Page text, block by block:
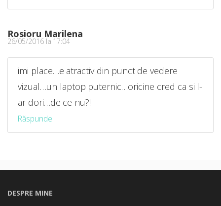
Rosioru Marilena
26/05/2016 la 17:04
imi place…e atractiv din punct de vedere
vizual…un laptop puternic…oricine cred ca si l-
ar dori…de ce nu?!
Răspunde
DESPRE MINE